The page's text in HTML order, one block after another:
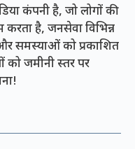
कंपनी है, जो लोगों की
है, जनसेवा विभिन्न
समस्याओं को प्रकाशित
को जमीनी स्तर पर